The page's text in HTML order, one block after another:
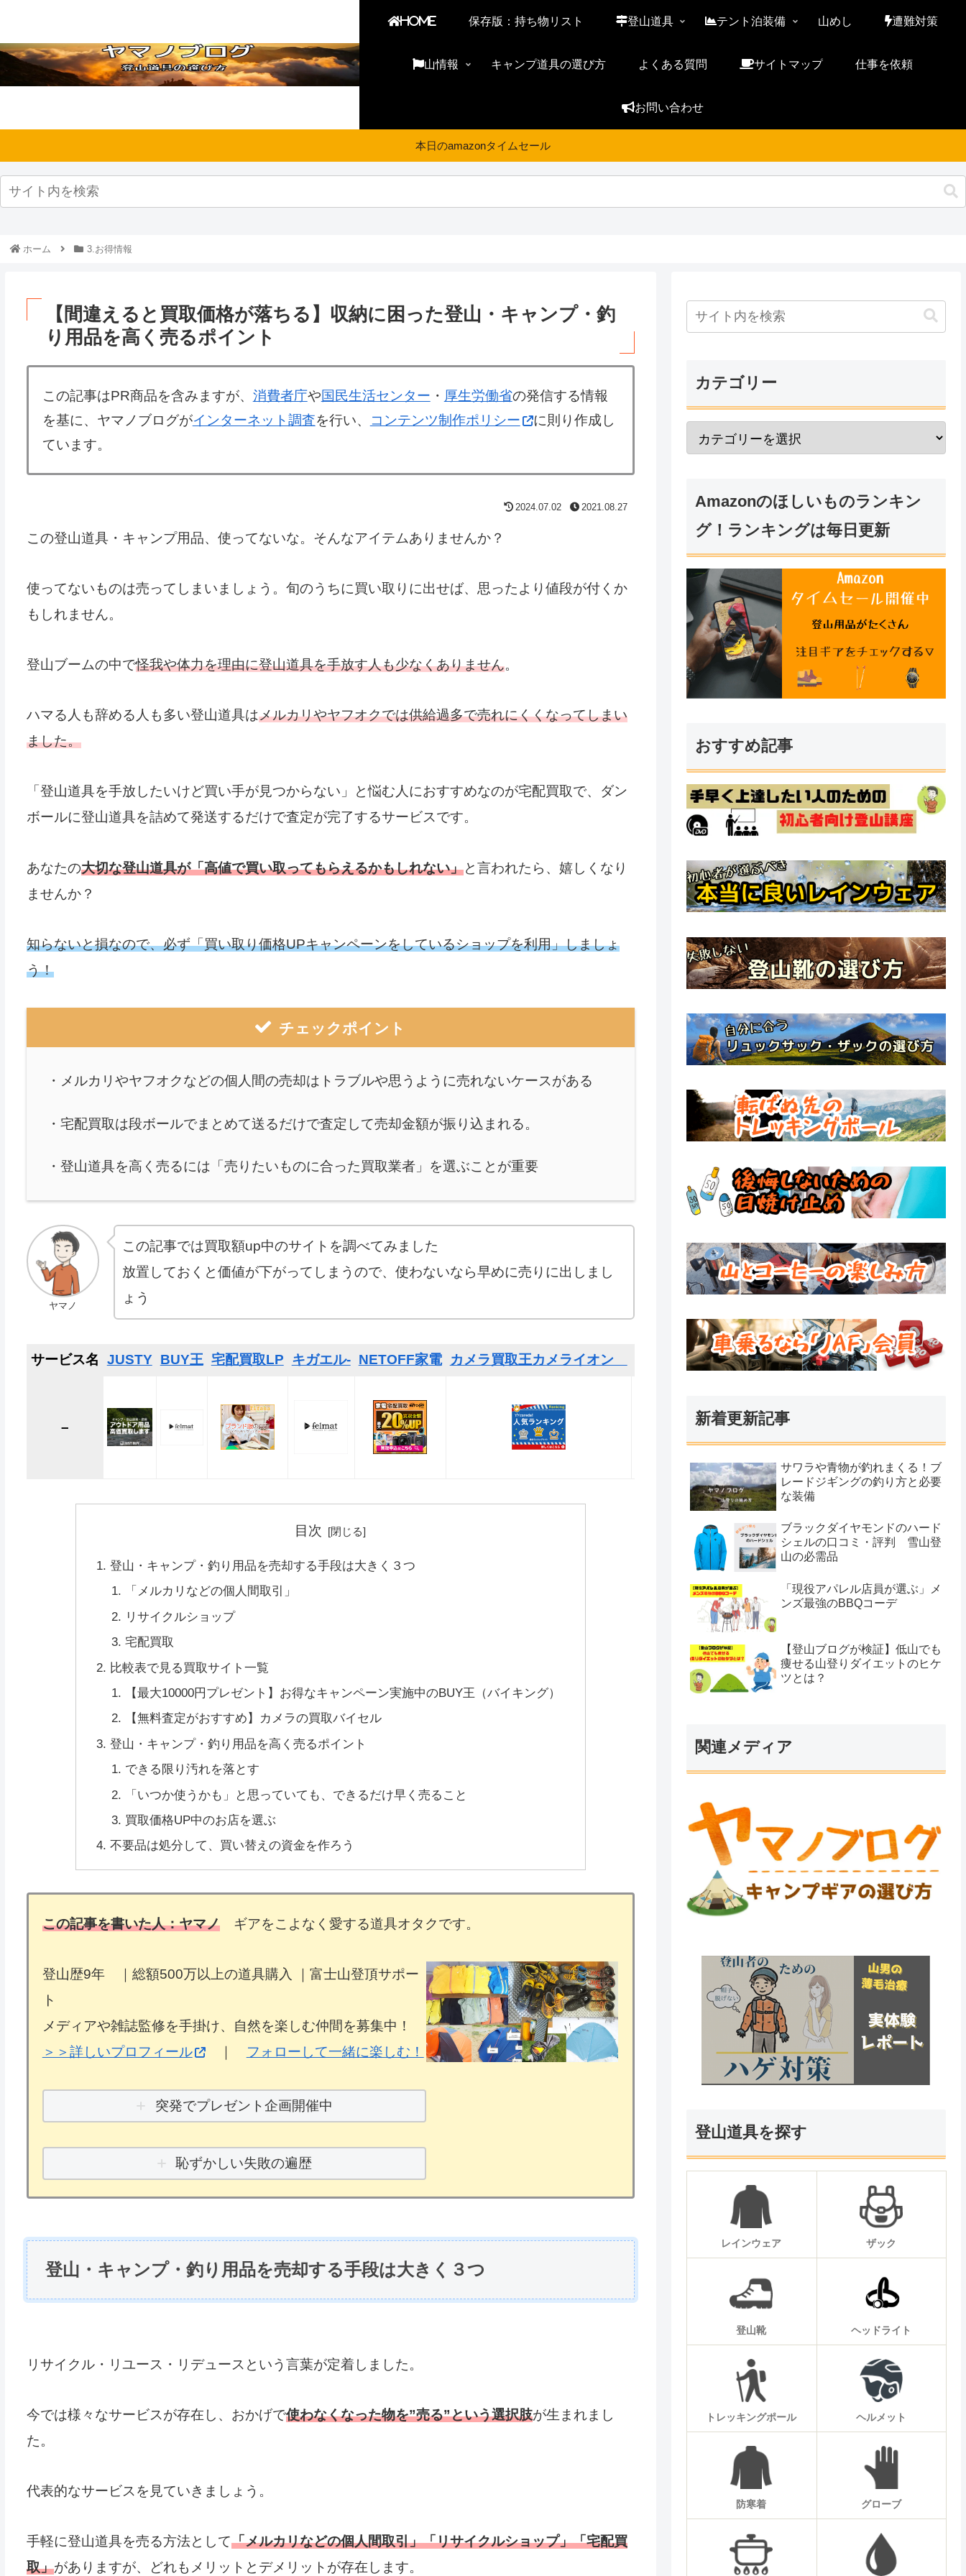
HOME 保存版：持ち物リスト 登山道具 テント泊装備 山めし 遭難対策
山情報 キャンプ道具の選び方 よくある質問 サイトマップ 仕事を依頼
お問い合わせ
本日のamazonタイムセール
ホーム 3.お得情報
【間違えると買取価格が落ちる】収納に困った登山・キャンプ・釣
り用品を高く売るポイント
この記事はPR商品を含みますが、 消費者庁や国民生活センター ・ 厚生労働省の発信する情報
を基に、ヤマノブログがインターネット調査を行い、 コンテンツ制作ポリシー
に則り作成し
ています。
2024.07.02 2021.08.27
この登山道具・キャンプ用品、使ってないな。そんなアイテムありませんか？
使ってないものは売ってしまいましょう。旬のうちに買い取りに出せば、思ったより値段が付くか
もしれません。
登山ブームの中で怪我や体力を理由に登山道具を手放す人も少なくありません。
ハマる人も辞める人も多い登山道具はメルカリやヤフオクでは供給過多で売れにくくなってしまい
ました。
「登山道具を手放したいけど買い手が見つからない」と悩む人におすすめなのが宅配買取で、ダン
ボールに登山道具を詰めて発送するだけで査定が完了するサービスです。
あなたの大切な登山道具が「高値で買い取ってもらえるかもしれない」と言われたら、嬉しくなり
ませんか？
知らないと損なので、必ず「買い取り価格UPキャンペーンをしているショップを利用」しましょ
う！
チェックポイント
・メルカリやヤフオクなどの個人間の売却はトラブルや思うように売れないケースがある
・宅配買取は段ボールでまとめて送るだけで査定して売却金額が振り込まれる。
・登山道具を高く売るには「売りたいものに合った買取業者」を選ぶことが重要
ヤマノ
この記事では買取額up中のサイトを調べてみました
放置しておくと価値が下がってしまうので、使わないなら早めに売りに出しまし
ょう
サービス名 JUSTY BUY王 宅配買取LP キガエル- NETOFF家電 カメラ買取王カメライオン カメラの買取バイセル
–
目次
登山・キャンプ・釣り用品を売却する手段は大きく３つ
「メルカリなどの個人間取引」
リサイクルショップ
宅配買取
比較表で見る買取サイト一覧
【最大10000円プレゼント】お得なキャンペーン実施中のBUY王（バイキング）
【無料査定がおすすめ】カメラの買取バイセル
登山・キャンプ・釣り用品を高く売るポイント
できる限り汚れを落とす
「いつか使うかも」と思っていても、できるだけ早く売ること
買取価格UP中のお店を選ぶ
不要品は処分して、買い替えの資金を作ろう
この記事を書いた人：ヤマノギアをこよなく愛する道具オタクです。
登山歴9年 ｜総額500万以上の道具購入 ｜富士山登頂サポー
ト
メディアや雑誌監修を手掛け、自然を楽しむ仲間を募集中！
＞＞詳しいプロフィール
｜ フォローして一緒に楽しむ！
突発でプレゼント企画開催中
恥ずかしい失敗の遍歴
登山・キャンプ・釣り用品を売却する手段は大きく３つ
リサイクル・リユース・リデュースという言葉が定着しました。
今では様々なサービスが存在し、おかげで使わなくなった物を”売る”という選択肢が生まれまし
た。
代表的なサービスを見ていきましょう。
手軽に登山道具を売る方法として「メルカリなどの個人間取引」「リサイクルショップ」「宅配買
取」がありますが、どれもメリットとデメリットが存在します。
カテゴリー
Amazonのほしいものランキン
グ！ランキングは毎日更新
おすすめ記事
新着更新記事
サワラや青物が釣れまくる！ブ
レードジギングの釣り方と必要
な装備
ブラックダイヤモンドのハード
シェルの口コミ・評判 雪山登
山の必需品
「現役アパレル店員が選ぶ」メ
ンズ最強のBBQコーデ
【登山ブログが検証】低山でも
痩せる山登りダイエットのヒケ
ツとは？
関連メディア
登山道具を探す
レインウェア ザック
登山靴 ヘッドライト
トレッキングポール ヘルメット
防寒着 グローブ